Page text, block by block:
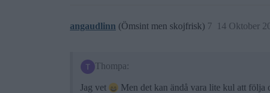
angaudlinn (Ömsint men skojfrisk) 14 Oktober
7
Thompa:
Jag vet
Men det kan ändå vara lite kul att följa